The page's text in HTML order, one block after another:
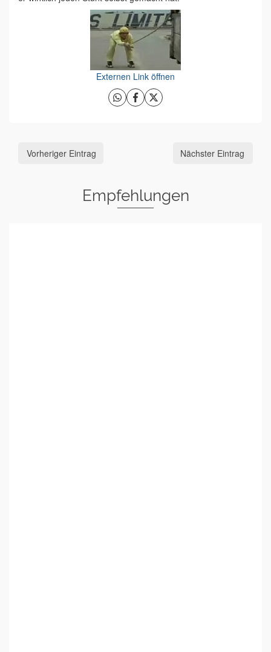
Externen Link öffnen
Vorheriger Eintrag Nächster Eintrag
Empfehlungen